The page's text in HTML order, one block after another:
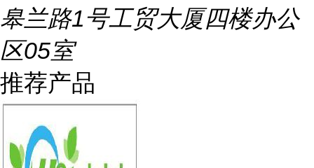
皋兰路1号工贸大厦四楼办公
区05室
推荐产品